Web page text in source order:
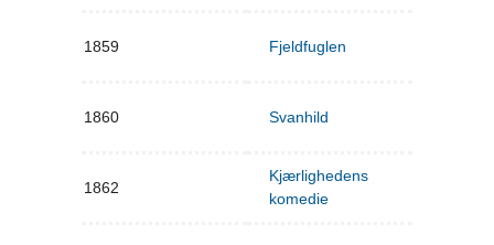
1859 Fjeldfuglen
1860 Svanhild
1862
Kjærlighedens
komedie